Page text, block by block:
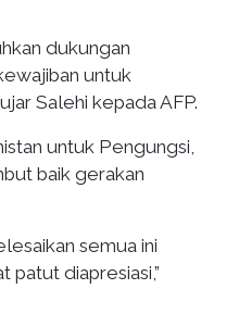
dukungan
untuk
Salehi kepada AFP.
untuk Pengungsi,
baik gerakan
semua ini
patut diapresiasi,”